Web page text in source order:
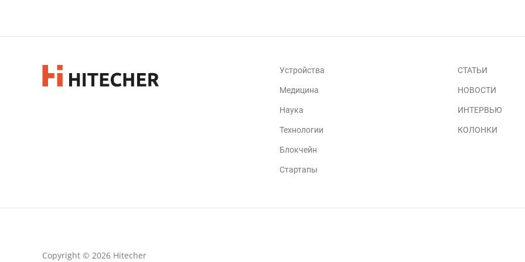
Устройства
Медицина
Наука
Технологии
Блокчейн
Стартапы
СТАТЬИ
НОВОСТИ
ИНТЕРВЬЮ
КОЛОНКИ
Copyright © 2026 Hitecher